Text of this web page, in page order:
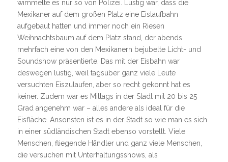
wimmelte es nur so von Polizei. Lustig war, dass die
Mexikaner auf dem großen Platz eine Eislaufbahn
aufgebaut hatten und immer noch ein Riesen
Weihnachtsbaum auf dem Platz stand, der abends
mehrfach eine von den Mexikanern bejubelte Licht- und
Soundshow präsentierte. Das mit der Eisbahn war
deswegen lustig, weil tagsüber ganz viele Leute
versuchten Eiszulaufen, aber so recht gekonnt hat es
keiner. Zudem war es Mittags in der Stadt mit 20 bis 25
Grad angenehm war – alles andere als ideal für die
Eisfläche. Ansonsten ist es in der Stadt so wie man es sich
in einer südländischen Stadt ebenso vorstellt. Viele
Menschen, fliegende Händler und ganz viele Menschen,
die versuchen mit Unterhaltungsshows, als